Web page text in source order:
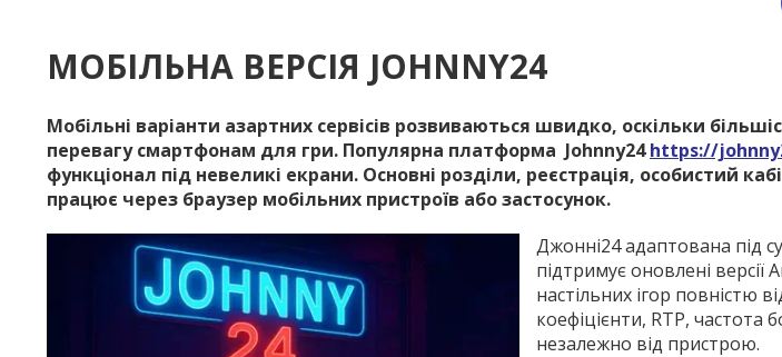
МОБІЛЬНА ВЕРСІЯ JOHNNY24
Мобільні варіанти азартних сервісів розвиваються швидко, оскільки
перевагу смартфонам для гри. Популярна платформа Johnny24https://
функціонал під невеликі екрани. Основні розділи, реєстрація, особистий
працює через браузер мобільних пристроїв або застосунок.
Джонні24 адаптована під
підтримує оновлені версії
настільних ігор повністю
коефіцієнти, RTP, частота
незалежно від пристрою.